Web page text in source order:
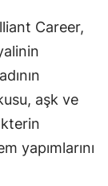
Career,
aşk ve
yapımlarını